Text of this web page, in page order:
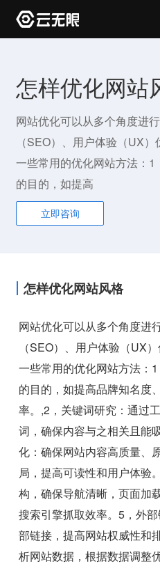
怎样优化网站
网站优化可以从多个角度进
（SEO）、用户体验（UX
一些常用的优化网站方法：
的目的，如提高
立即咨询
怎样优化网站风格
网站优化可以从多个角度进
（SEO）、用户体验（UX
一些常用的优化网站方法：
的目的，如提高品牌知名度
率。,2，关键词研究：通过
词，确保内容与之相关且能
化：确保网站内容高质量、
局，提高可读性和用户体验
构，确保导航清晰，页面加
搜索引擎抓取效率。5，外
部链接，提高网站权威性和
析网站数据，根据数据调整